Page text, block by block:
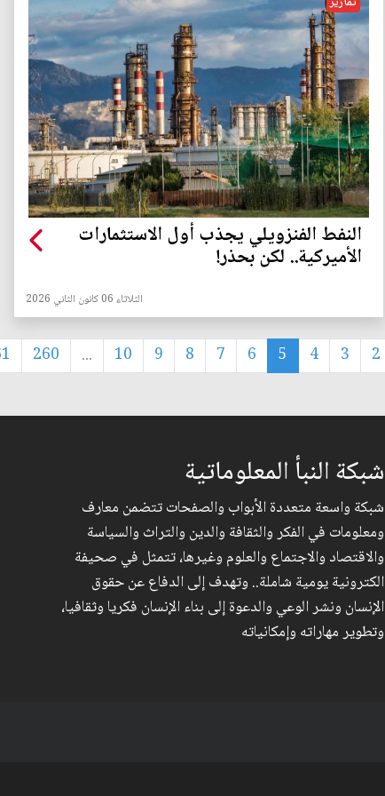
النفط الفنزويلي يجذب أول الاستثمارات
الأميركية.. لكن بحذر!
الثلاثاء 06 كانون الثاني 2026
2
3
4
5
6
7
8
9
10
...
260
شبكة النبأ المعلوماتية
شبكة واسعة متعددة الأبواب والصفحات تتضمن معارف
ومعلومات في الفكر والثقافة والدين والتراث والسياسة
والاقتصاد والاجتماع والعلوم وغيرها، تتمثل في صحيفة
الكترونية يومية شاملة.. وتهدف إلى الدفاع عن حقوق
الإنسان ونشر الوعي والدعوة إلى بناء الإنسان فكريا وثقافيا،
وتطوير مهاراته وإمكانياته